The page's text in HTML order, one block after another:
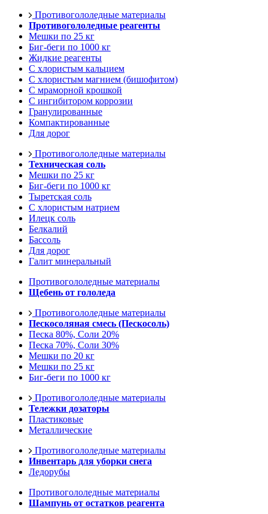
Противогололедные материалы
Противогололедные реагенты
Мешки по 25 кг
Биг-беги по 1000 кг
Жидкие реагенты
С хлористым кальцием
С хлористым магнием (бишофитом)
С мраморной крошкой
С ингибитором коррозии
Гранулированные
Компактированные
Для дорог
Противогололедные материалы
Техническая соль
Мешки по 25 кг
Биг-беги по 1000 кг
Тыретская соль
С хлористым натрием
Илецк соль
Белкалий
Бассоль
Для дорог
Галит минеральный
Противогололедные материалы
Щебень от гололеда
Противогололедные материалы
Пескосоляная смесь (Пескосоль)
Песка 80%, Соли 20%
Песка 70%, Соли 30%
Мешки по 20 кг
Мешки по 25 кг
Биг-беги по 1000 кг
Противогололедные материалы
Тележки дозаторы
Пластиковые
Металлические
Противогололедные материалы
Инвентарь для уборки снега
Ледорубы
Противогололедные материалы
Шампунь от остатков реагента